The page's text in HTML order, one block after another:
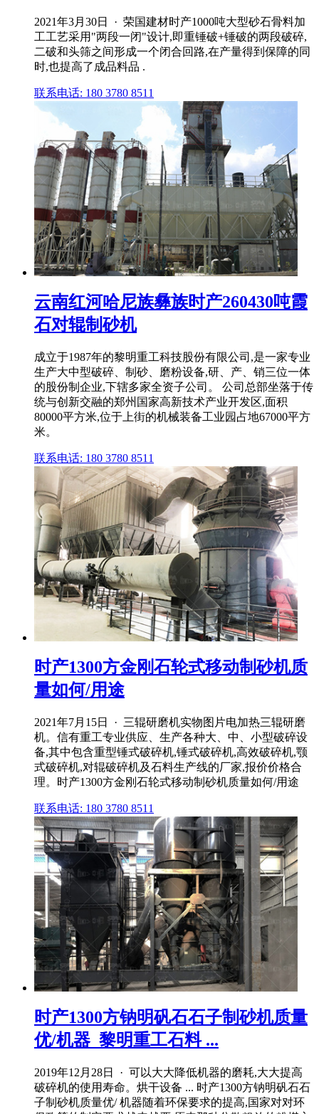
2021年3月30日 · 荣国建材时产1000吨大型砂石骨料加
工工艺采用"两段一闭"设计,即重锤破+锤破的两段破碎,
二破和头筛之间形成一个闭合回路,在产量得到保障的同
时,也提高了成品料品 .
联系电话: 180 3780 8511
云南红河哈尼族彝族时产260430吨霞
石对辊制砂机
成立于1987年的黎明重工科技股份有限公司,是一家专业
生产大中型破碎、制砂、磨粉设备,研、产、销三位一体
的股份制企业,下辖多家全资子公司。 公司总部坐落于传
统与创新交融的郑州国家高新技术产业开发区,面积
80000平方米,位于上街的机械装备工业园占地67000平方
米。
联系电话: 180 3780 8511
时产1300方金刚石轮式移动制砂机质
量如何/用途
2021年7月15日 · 三辊研磨机实物图片电加热三辊研磨
机。信有重工专业供应、生产各种大、中、小型破碎设
备,其中包含重型锤式破碎机,锤式破碎机,高效破碎机,颚
式破碎机,对辊破碎机及石料生产线的厂家,报价价格合
理。时产1300方金刚石轮式移动制砂机质量如何/用途
联系电话: 180 3780 8511
时产1300方钠明矾石石子制砂机质量
优/机器_黎明重工石料 ...
2019年12月28日 · 可以大大降低机器的磨耗,大大提高
破碎机的使用寿命。烘干设备 ... 时产1300方钠明矾石石
子制砂机质量优/ 机器随着环保要求的提高,国家对对环